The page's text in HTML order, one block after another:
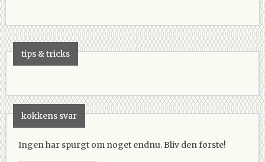
tips & tricks
kokkens svar
Ingen har spurgt om noget endnu. Bliv den første!